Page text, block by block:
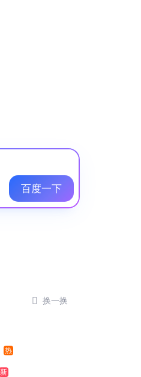
百度一下
 换一换
热
新